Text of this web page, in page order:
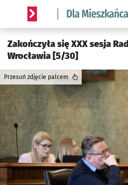
Serwis informacyjny wroclaw.pl
Zakończyła się XXX sesja
Wrocławia [5/30]
Przesuń zdjęcie palcem